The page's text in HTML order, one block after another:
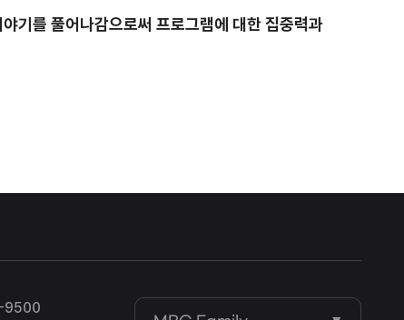
기를 풀어나감으로써 프로그램에 대한 집중력과
9500